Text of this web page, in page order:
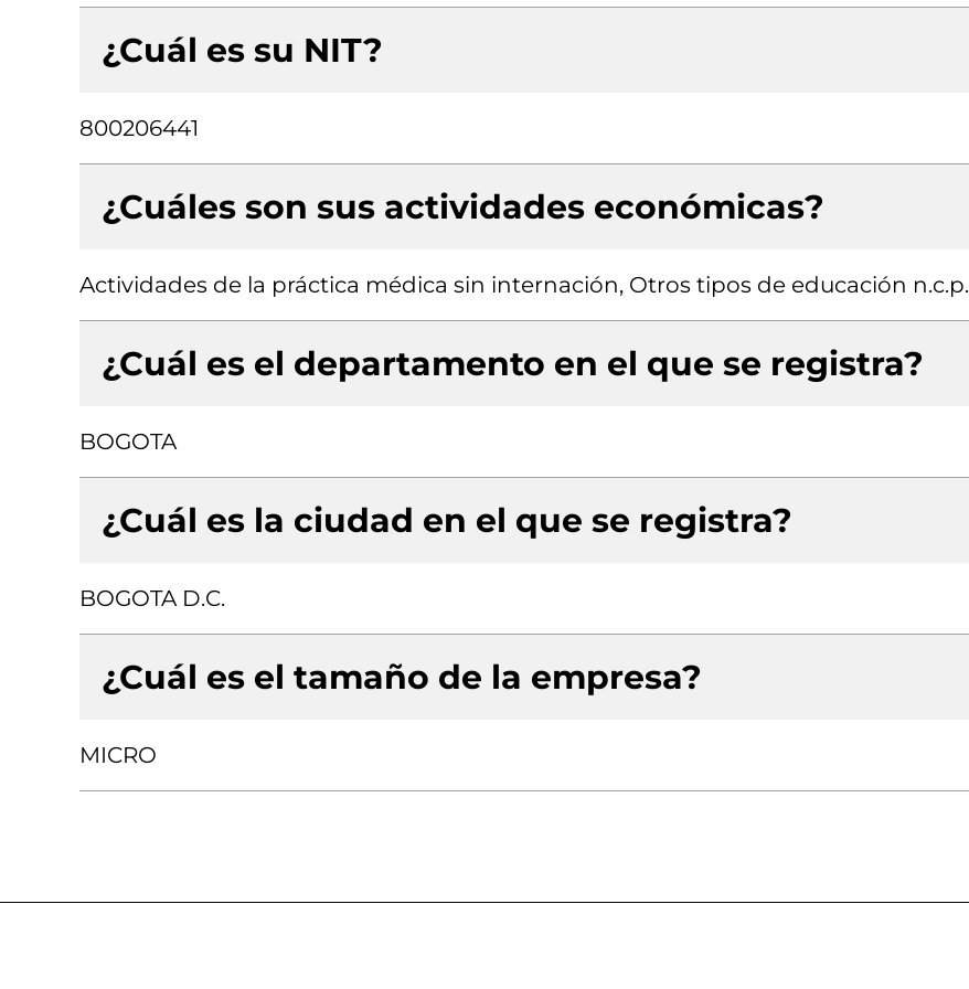
¿Cuál es su NIT?
800206441
¿Cuáles son sus actividades económicas?
Actividades de la práctica médica sin internación, Otros tipos de educación n.c.p.
¿Cuál es el departamento en el que se registra?
BOGOTA
¿Cuál es la ciudad en el que se registra?
BOGOTA D.C.
¿Cuál es el tamaño de la empresa?
MICRO